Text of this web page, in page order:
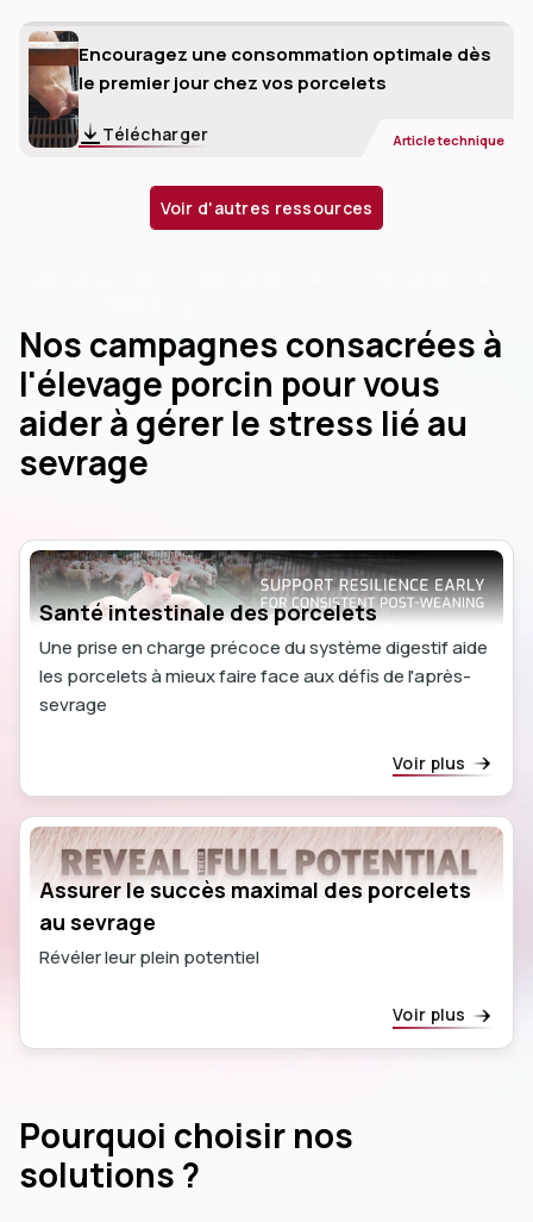
Encouragez une consommation optimale dès
le premier jour chez vos porcelets
Télécharger Article technique
Voir d'autres ressources
Nos campagnes consacrées à
l'élevage porcin pour vous
aider à gérer le stress lié au
sevrage
Santé intestinale des porcelets
Une prise en charge précoce du système digestif aide
les porcelets à mieux faire face aux défis de l'après-
sevrage
Voir plus
Assurer le succès maximal des porcelets
au sevrage
Révéler leur plein potentiel
Voir plus
Pourquoi choisir nos
solutions ?